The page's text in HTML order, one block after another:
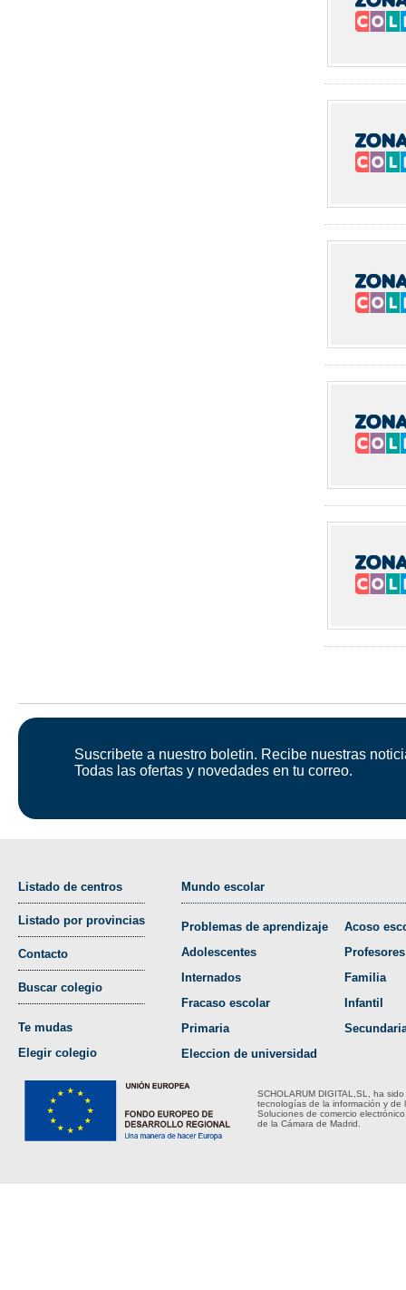
Suscribete a nuestro boletin. Recibe nuestras
Todas las ofertas y novedades en tu correo.
Listado de centros
Listado por provincias
Contacto
Buscar colegio
Te mudas
Elegir colegio
Mundo escolar
Problemas de aprendizaje
Adolescentes
Internados
Fracaso escolar
Primaria
Eleccion de universidad
Acoso
Profesores
Familia
Infantil
SCHOLARUM DIGITAL,SL, ha
tecnologías de la información y de
Soluciones de comercio
de la Cámara de Madrid.